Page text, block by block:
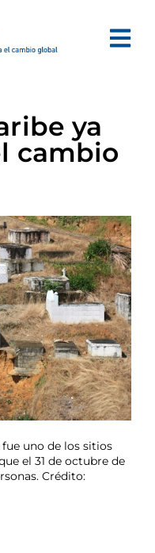
ya
cambio
uno de los sitios
el 31 de octubre de
Crédito: